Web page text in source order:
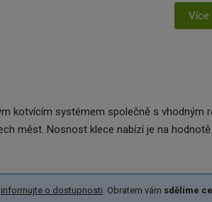
kotvícím systémem společně s vhodným
měst. Nosnost klece nabízí je na
informujte o dostupnosti. Obratem vám sdělíme